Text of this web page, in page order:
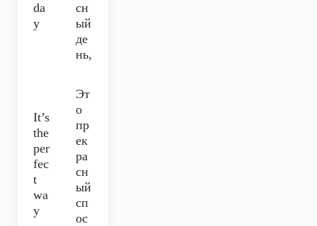
da
y
сн
ый
де
нь,
It’s
the
per
fec
t
wa
y
Эт
о
пр
ек
ра
сн
ый
сп
ос